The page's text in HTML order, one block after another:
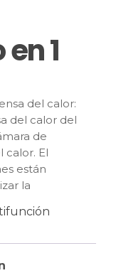
1
del calor:
del calor del
de
calor. El
están
la